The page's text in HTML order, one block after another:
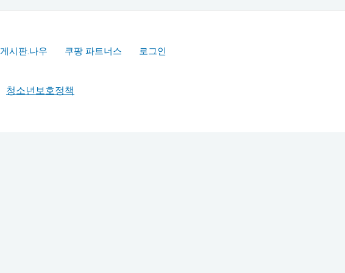
게시판.나우 쿠팡 파트너스 로그인
청소년보호정책